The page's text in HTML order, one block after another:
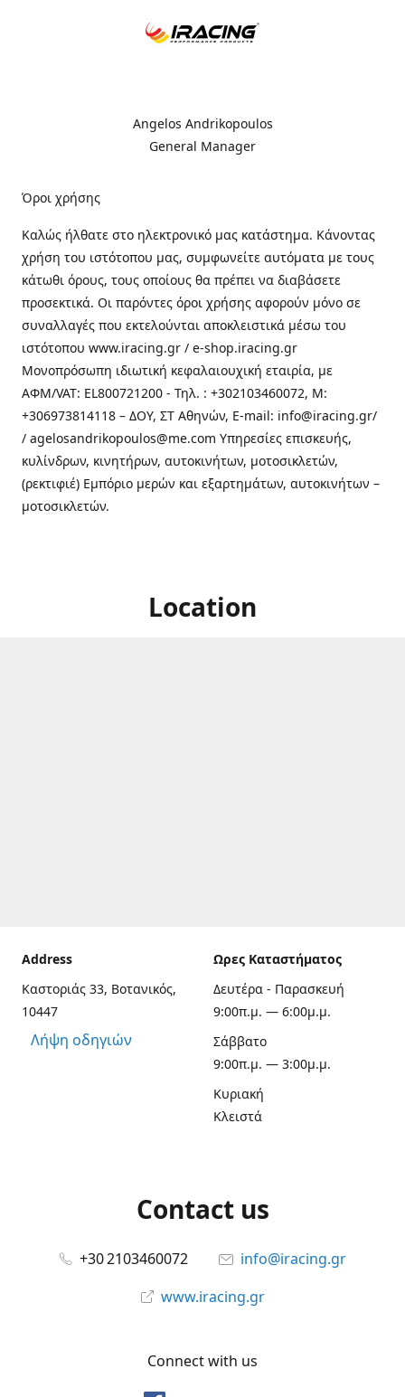
Angelos Andrikopoulos
General Manager
Όροι χρήσης
Καλώς ήλθατε στo ηλεκτρονικό μας κατάστημα. Κάνοντας
χρήση του ιστότοπου μας, συμφωνείτε αυτόματα με τους
κάτωθι όρους, τους οποίους θα πρέπει να διαβάσετε
προσεκτικά. Οι παρόντες όροι χρήσης αφορούν μόνο σε
συναλλαγές που εκτελούνται αποκλειστικά μέσω του
ιστότοπου www.iracing.gr / e-shop.iracing.gr
Μονοπρόσωπη ιδιωτική κεφαλαιουχική εταιρία, με
ΑΦΜ/VAT: EL800721200 - Τηλ. : +302103460072, M:
+306973814118 – ΔΟΥ, ΣΤ Αθηνών, E-mail: info@iracing.gr/
/ agelosandrikopoulos@me.com Υπηρεσίες επισκευής,
κυλίνδρων, κινητήρων, αυτοκινήτων, μοτοσικλετών,
(ρεκτιφιέ) Εμπόριο μερών και εξαρτημάτων, αυτοκινήτων –
μοτοσικλετών.
Location
Address
Καστοριάς 33, Βοτανικός,
10447
Λήψη οδηγιών
Ωρες Καταστήματος
Δευτέρα - Παρασκευή
9:00π.μ. — 6:00μ.μ.
Σάββατο
9:00π.μ. — 3:00μ.μ.
Κυριακή
Κλειστά
Contact us
+30 2103460072
info@iracing.gr
www.iracing.gr
Connect with us